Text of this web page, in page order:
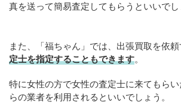
真を送って簡易査定してもらうといいでし
また、「福ちゃん」では、出張買取を依
定士を指定することもできます。
特に女性の方で女性の査定士に来てもら
らの業者を利用されるといいでしょう。